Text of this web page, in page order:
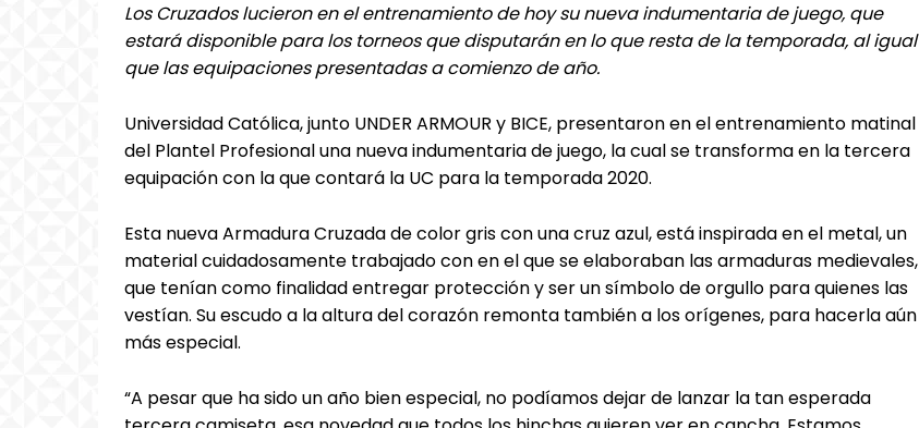
Los Cruzados lucieron en el entrenamiento de hoy su nueva indumentaria de juego, que
estará disponible para los torneos que disputarán en lo que resta de la temporada, al igual
que las equipaciones presentadas a comienzo de año.
Universidad Católica, junto UNDER ARMOUR y BICE, presentaron en el entrenamiento matinal
del Plantel Profesional una nueva indumentaria de juego, la cual se transforma en la tercera
equipación con la que contará la UC para la temporada 2020.
Esta nueva Armadura Cruzada de color gris con una cruz azul, está inspirada en el metal, un
material cuidadosamente trabajado con en el que se elaboraban las armaduras medievales,
que tenían como finalidad entregar protección y ser un símbolo de orgullo para quienes las
vestían. Su escudo a la altura del corazón remonta también a los orígenes, para hacerla aún
más especial.
“A pesar que ha sido un año bien especial, no podíamos dejar de lanzar la tan esperada